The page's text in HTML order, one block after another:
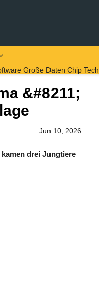
Große Daten Chip Tech
&#8211;
Jun 10, 2026
drei Jungtiere